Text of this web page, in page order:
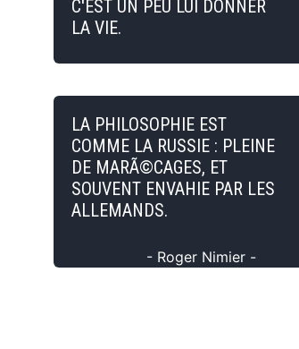
C'EST UN PEU LUI DONNER
LA VIE.
LA PHILOSOPHIE EST
COMME LA RUSSIE : PLEINE
DE MARÃ©CAGES, ET
SOUVENT ENVAHIE PAR LES
ALLEMANDS.
- Roger Nimier -